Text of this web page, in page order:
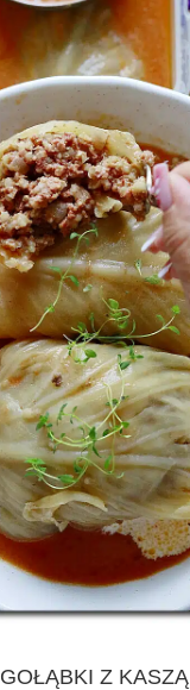
GOŁĄBKI Z KASZĄ